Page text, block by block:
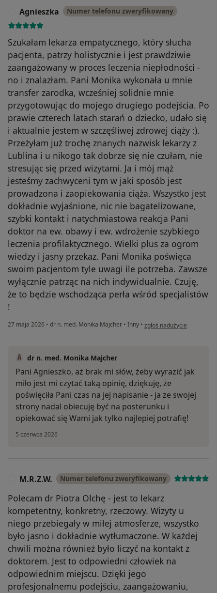
Agnieszka Numer telefonu zweryfikowany
Szukałam lekarza empatycznego, który słucha
pacjenta, patrzy holistycznie i jest prawdziwie
zaangażowany w proces leczenia niepłodności -
no i znalazłam. Pani Monika wykonała u mnie
transfer zarodka, wcześniej solidnie mnie
przygotowując do mojego drugiego podejścia. Po
prawie czterech latach starań o dziecko, udało się
i aktualnie jestem w szczęśliwej zdrowej ciąży :).
Przeżyłam już trochę znanych nazwisk lekarzy z
Lublina i u nikogo tak dobrze się nie czułam, nie
stresując się przed wizytami. Ja i mój mąż
jesteśmy zachwyceni tym w jaki sposób jest
prowadzona i zaopiekowania ciąża. Wszystko jest
dokładnie wyjaśnione, nic nie bagatelizowane,
szybki kontakt i natychmiastowa reakcja Pani
doktor na ew. obawy i ew. wdrożenie szybkiego
leczenia profilaktycznego. Wielki plus za ogrom
wiedzy i jasny przekaz. Pani Monika poświęca
swoim pacjentom tyle uwagi ile potrzeba. Zawsze
wyłącznie patrząc na nich indywidualnie. Czuję,
że to będzie wschodząca perła wśród specjalistów
!
27 maja 2026 • dr n. med. Monika Majcher • Inny • w opinii użytkownika
zgłoś nadużycie
dr n. med. Monika Majcher
Pani Agnieszko, aż brak mi słów, żeby wyrazić jak
miło jest mi czytać taką opinię, dziękuję, że
poświęciła Pani czas na jej napisanie - ja ze swojej
strony nadal obiecuję być na posterunku i
opiekować się Wami jak tylko najlepiej potrafię!
5 czerwca 2026
M.R.Z.W. Numer telefonu zweryfikowany
Polecam dr Piotra Olchę - jest to lekarz
kompetentny, konkretny, rzeczowy. Wizyty u
niego przebiegały w miłej atmosferze, wszystko
było jasno i dokładnie wytłumaczone. W każdej
chwili można również było liczyć na kontakt z
doktorem. Jest to odpowiedni człowiek na
odpowiednim miejscu. Dzięki jego
profesjonalnemu podejściu, zaangażowaniu,